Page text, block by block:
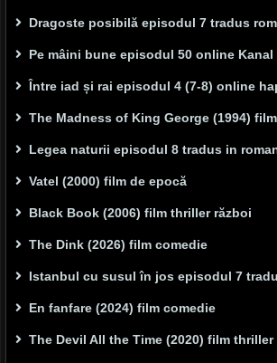
Dragoste posibilă episodul 7 tradus
Pe mâini bune episodul 50 online Kanal
Între iad și rai episodul 4 (7-8) online
The Madness of King George (1994)
Legea naturii episodul 8 tradus in
Vatel (2000) film de epocă
Black Book (2006) film thriller război
The Dink (2026) film comedie
Istanbul cu susul în jos episodul 7
En fanfare (2024) film comedie
The Devil All the Time (2020) film thriller